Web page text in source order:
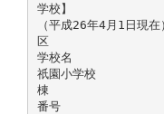
学校】
（平成26年4月1日現在）
区
学校名
祇園小学校
棟
番号